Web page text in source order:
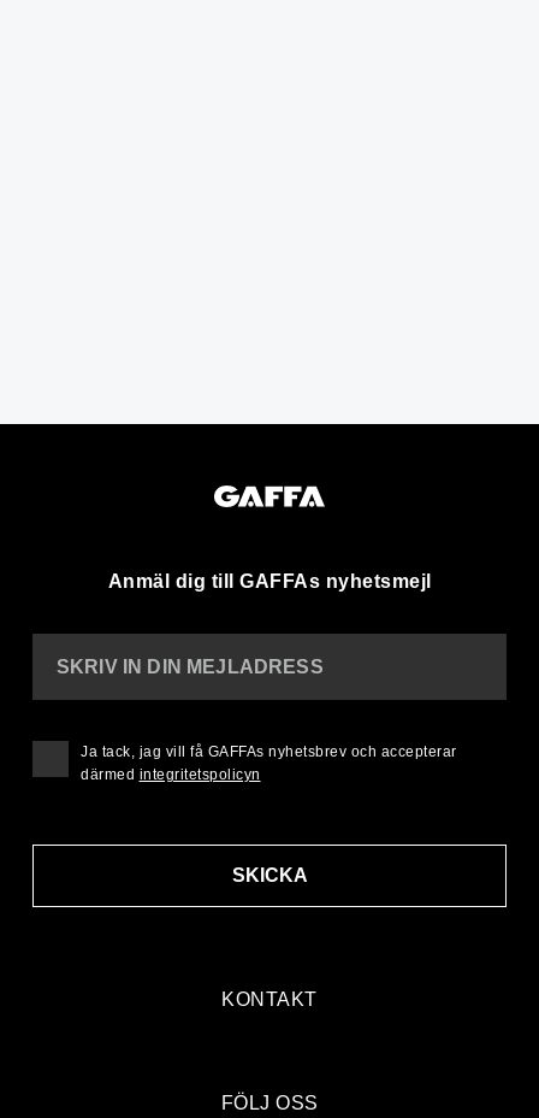
Anmäl dig till GAFFAs nyhetsmejl
KONTAKT
SKRIV IN DIN MEJLADRESS
SKICKA
Ja tack, jag vill få GAFFAs nyhetsbrev och accepterar
därmed integritetspolicyn
FÖLJ OSS